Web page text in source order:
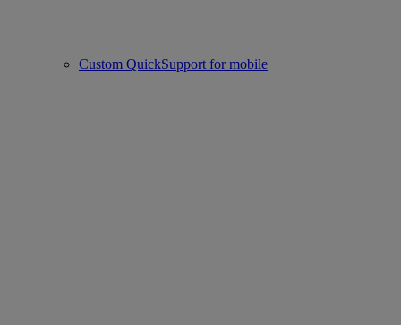
Custom QuickSupport for mobile